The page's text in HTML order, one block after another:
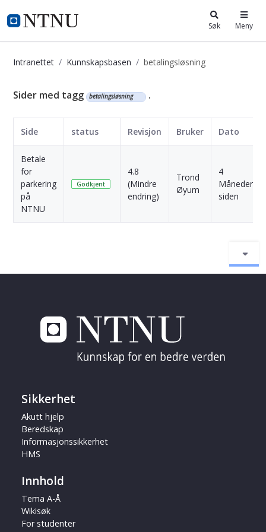
i.ntnu.no Søk Meny
Intranettet Kunnskapsbasen betalingsløsning
Kunnskapsbasen
Sider med tagg betalingsløsning .
Side status Revisjon Bruker Dato
Betale
for
parkering
på
NTNU
Godkjent
4.8
(Mindre
endring)
Trond
Øyum
4
Måneder
siden
Sikkerhet
Akutt hjelp
Beredskap
Informasjonssikkerhet
HMS
Innhold
Tema A-Å
Wikisøk
For studenter